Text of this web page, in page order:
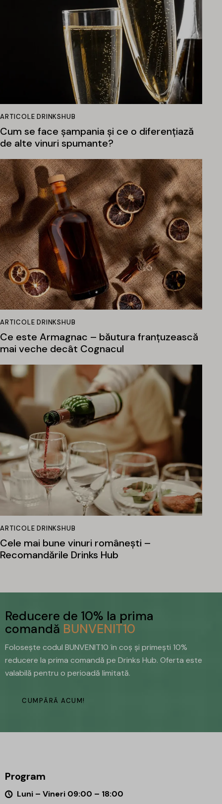
ARTICOLE DRINKSHUB
Cum se face șampania și ce o diferențiază
de alte vinuri spumante?
ARTICOLE DRINKSHUB
Ce este Armagnac – băutura franțuzească
mai veche decât Cognacul
ARTICOLE DRINKSHUB
Cele mai bune vinuri românești –
Recomandările Drinks Hub
Reducere de 10% la prima
comandă BUNVENIT10
Folosește codul BUNVENIT10 în coș și primești 10%
reducere la prima comandă pe Drinks Hub. Oferta este
valabilă pentru o perioadă limitată.
CUMPĂRĂ ACUM!
Program
Luni – Vineri 09:00 – 18:00